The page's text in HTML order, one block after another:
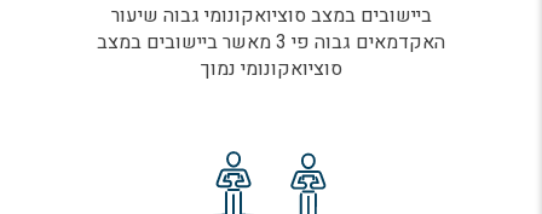
ביישובים במצב סוציואקונומי גבוה שיעור
האקדמאים גבוה פי 3 מאשר ביישובים במצב
סוציואקונומי נמוך